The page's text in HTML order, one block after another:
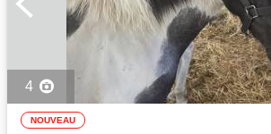
4
NOUVEAU